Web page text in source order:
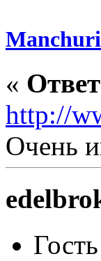
«
http://
Очень
Гость